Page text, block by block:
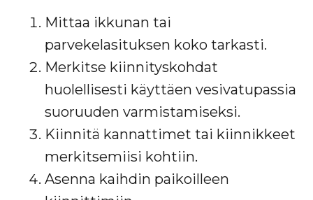
Mittaa ikkunan tai
parvekelasituksen koko tarkasti.
Merkitse kiinnityskohdat
huolellisesti käyttäen vesivatupassia
suoruuden varmistamiseksi.
Kiinnitä kannattimet tai kiinnikkeet
merkitsemiisi kohtiin.
Asenna kaihdin paikoilleen